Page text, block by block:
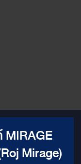
MIRAGE
(Roj Mirage)